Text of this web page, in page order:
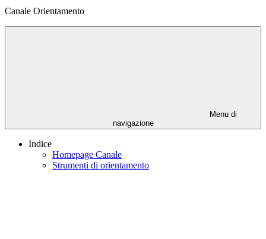
Canale Orientamento
Menu di
navigazione
Indice
Homepage Canale
Strumenti di orientamento